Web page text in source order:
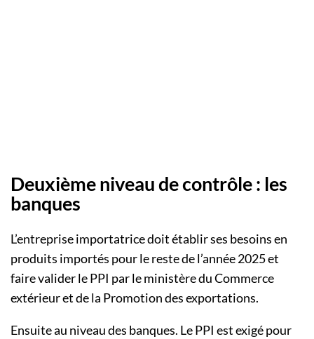
Deuxième niveau de contrôle : les
banques
L’entreprise importatrice doit établir ses besoins en
produits importés pour le reste de l’année 2025 et
faire valider le PPI par le ministère du Commerce
extérieur et de la Promotion des exportations.
Ensuite au niveau des banques. Le PPI est exigé pour